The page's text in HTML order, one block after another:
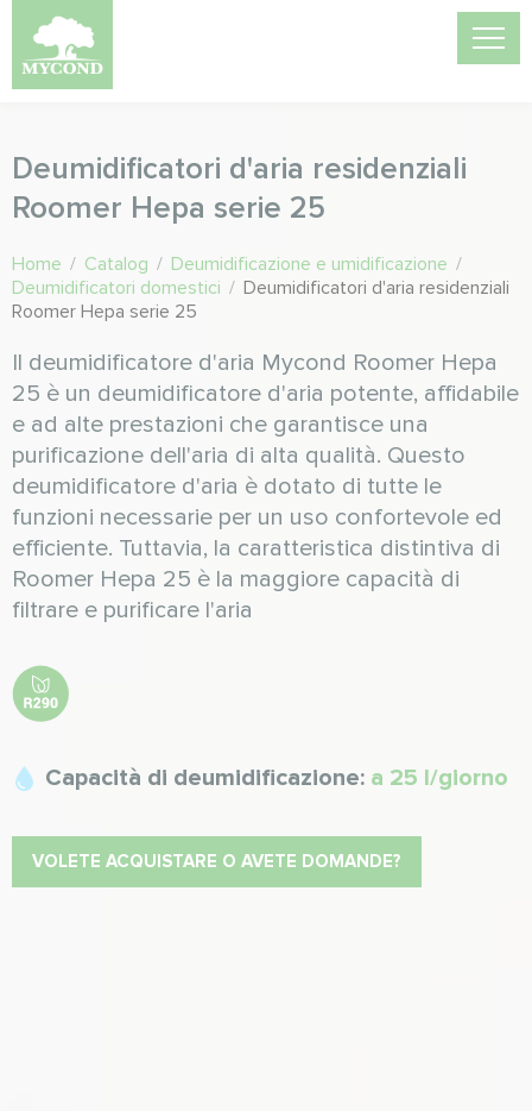
Deumidificatori d'aria residenziali
Roomer Hepa serie 25
Home / Catalog / Deumidificazione e umidificazione /
Deumidificatori domestici / Deumidificatori d'aria residenziali
Roomer Hepa serie 25
Il deumidificatore d'aria Mycond Roomer Hepa
25 è un deumidificatore d'aria potente, affidabile
e ad alte prestazioni che garantisce una
purificazione dell'aria di alta qualità. Questo
deumidificatore d'aria è dotato di tutte le
funzioni necessarie per un uso confortevole ed
efficiente. Tuttavia, la caratteristica distintiva di
Roomer Hepa 25 è la maggiore capacità di
filtrare e purificare l'aria
Capacità di deumidificazione: a 25 l/giorno
VOLETE ACQUISTARE O AVETE DOMANDE?